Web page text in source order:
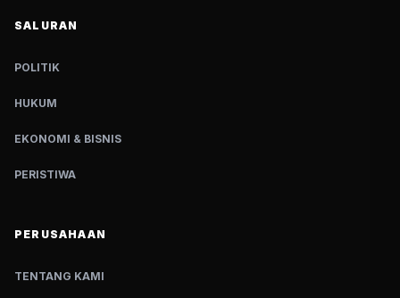
SALURAN
POLITIK
HUKUM
EKONOMI & BISNIS
PERISTIWA
PERUSAHAAN
TENTANG KAMI